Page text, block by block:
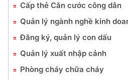
Cấp thẻ Căn cước công dân
Quản lý ngành nghề kinh
Đăng ký, quản lý con dấu
Quản lý xuất nhập cảnh
Phòng cháy chữa cháy